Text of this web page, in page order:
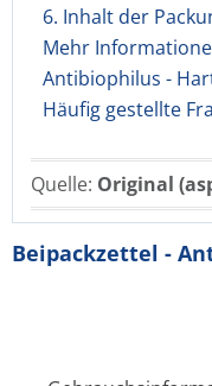
6. Inhalt der
Mehr
Antibiophilus -
Häufig gestellte
Quelle: Original
Beipackzettel -